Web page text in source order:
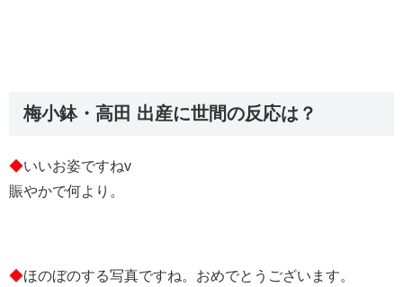
梅小鉢・高田 出産に世間の反応は？
◆いいお姿ですねv
賑やかで何より。
◆ほのぼのする写真ですね。おめでとうございます。